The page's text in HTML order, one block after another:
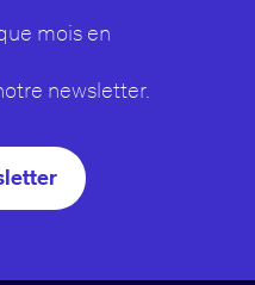
mois en
newsletter.